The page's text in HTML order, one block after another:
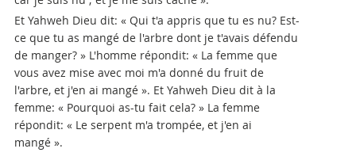
Et Yahweh Dieu dit: « Qui t'a appris que tu es nu? Est-
ce que tu as mangé de l'arbre dont je t'avais défendu
de manger? » L'homme répondit: « La femme que
vous avez mise avec moi m'a donné du fruit de
l'arbre, et j'en ai mangé ». Et Yahweh Dieu dit à la
femme: « Pourquoi as-tu fait cela? » La femme
répondit: « Le serpent m'a trompée, et j'en ai
mangé ».